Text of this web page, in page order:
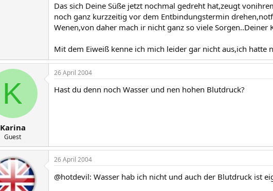
Das sich Deine Süße jetzt nochmal gedreht hat,zeugt
noch ganz kurzzeitig vor dem Entbindungstermin
Wenen,von daher mach ir nicht ganz so viele Sorgen..Deiner
Mit dem Eiweiß kenne ich mich leider gar nicht aus,ich hatte
K
Karina
Guest
26 April 2004
Hast du denn noch Wasser und nen hohen Blutdruck?
26 April 2004
@hotdevil: Wasser hab ich nicht und auch der Blutdruck ist